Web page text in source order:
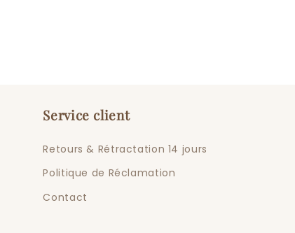
Service client
Retours & Rétractation 14 jours
Politique de Réclamation
Contact